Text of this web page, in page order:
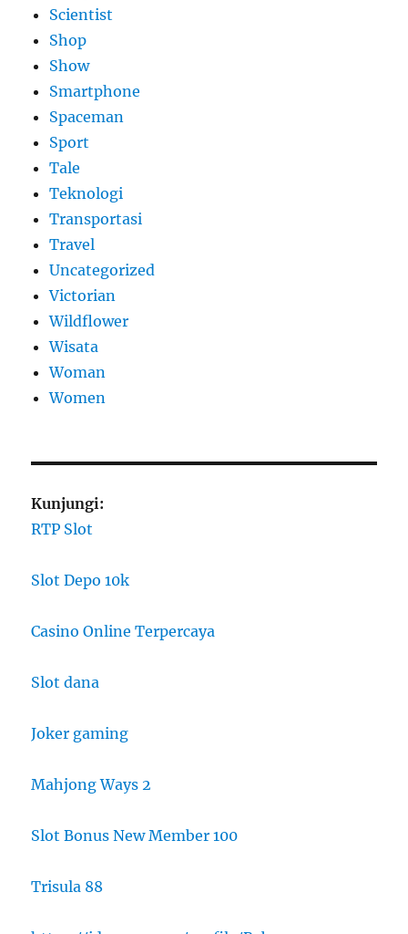
Scientist
Shop
Show
Smartphone
Spaceman
Sport
Tale
Teknologi
Transportasi
Travel
Uncategorized
Victorian
Wildflower
Wisata
Woman
Women
Kunjungi:
RTP Slot
Slot Depo 10k
Casino Online Terpercaya
Slot dana
Joker gaming
Mahjong Ways 2
Slot Bonus New Member 100
Trisula 88